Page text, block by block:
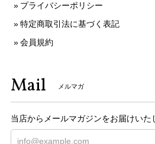
プライバシーポリシー
特定商取引法に基づく表記
会員規約
Mail メルマガ
当店からメールマガジンをお届けいた